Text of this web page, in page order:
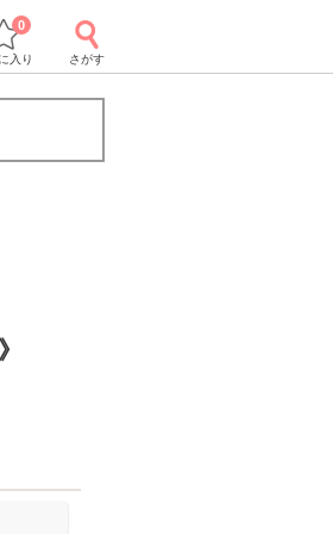
入り
0
さがす